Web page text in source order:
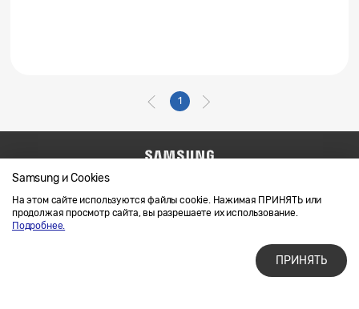
Samsung и Cookies
На этом сайте используются файлы cookie. Нажимая ПРИНЯТЬ или
продолжая просмотр сайта, вы разрешаете их использование.
Подробнее.
ПРИНЯТЬ
1
Напишите нам
Условия использования материалов
Конфиденциальность и файлы cookie